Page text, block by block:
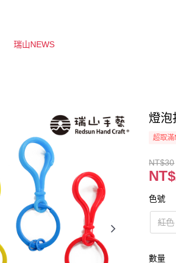
瑞山NEWS
燈泡
超取
NT$30
色號
紅色
數量